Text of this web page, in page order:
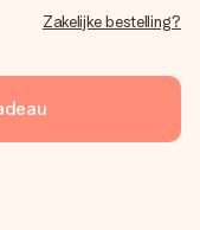
Zakelijke bestelling?